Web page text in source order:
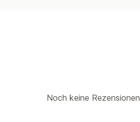
Noch keine Rezensionen